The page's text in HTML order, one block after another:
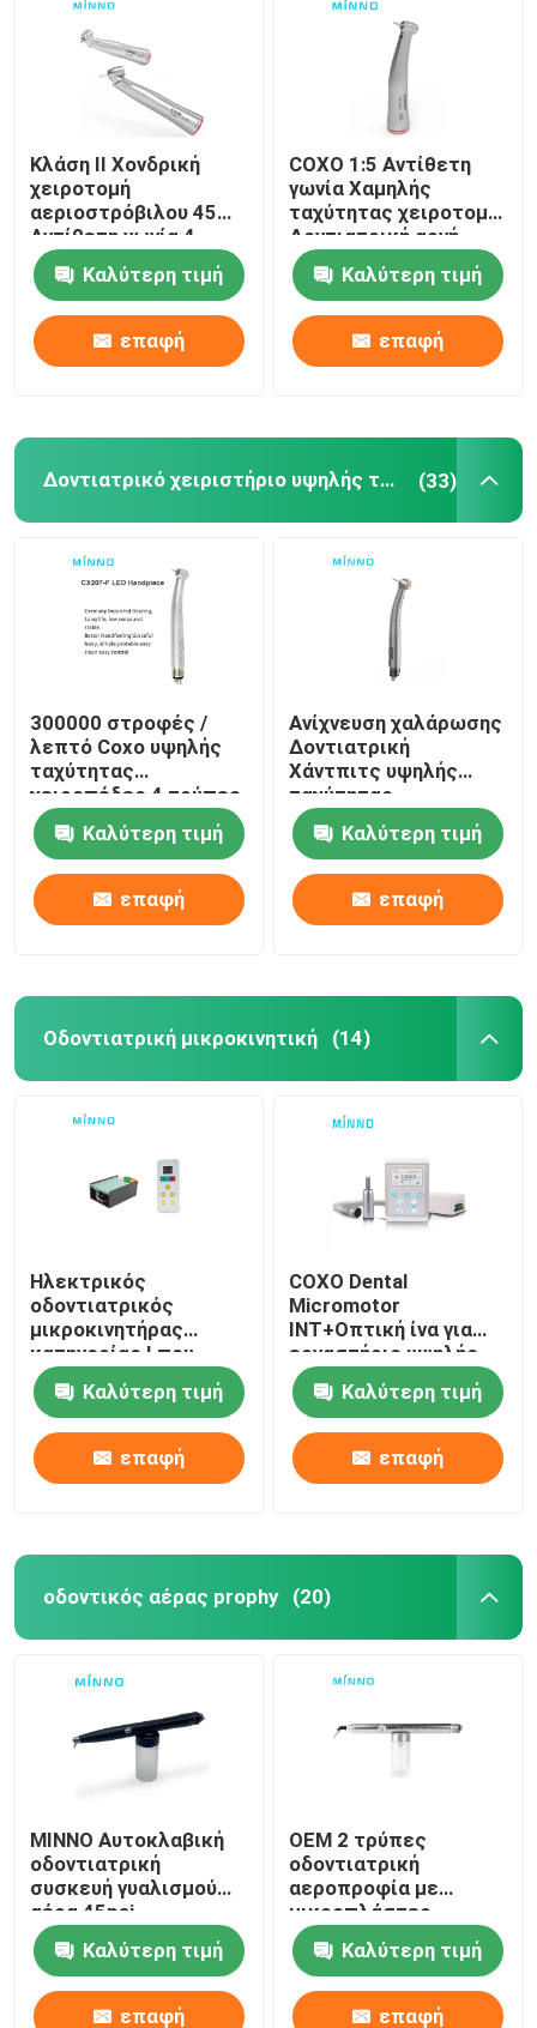
Obturation σύστημα
Κλάση ΙΙ Χονδρική
χειροτομή
αεριοστρόβιλου 45
Αντίθετη γωνία 4
Δρόμος
Καλύτερη τιμή
επαφή
COXO 1:5 Αντίθετη
γωνία Χαμηλής
ταχύτητας χειροτομή
Δοντιατρική αργή
χειροτομή CX235-C7-
4
Καλύτερη τιμή
επαφή
Δοντιατρικό χειριστήριο υψηλής ταχύτητας (33)
300000 στροφές /
λεπτό Coxo υψηλής
ταχύτητας
χειροπέδες 4 τρύπες
LED οδοντιατρικό
χειροπέδιο με 3
τρόπους ψεκασμού
Καλύτερη τιμή
επαφή
Ανίχνευση χαλάρωσης
Δοντιατρική
Χάντπιτς υψηλής
ταχύτητας
280000rpm Χάντπιτς
με κουμπί πίεσης
Καλύτερη τιμή
επαφή
Οδοντιατρική μικροκινητική (14)
Ηλεκτρικός
οδοντιατρικός
μικροκινητήρας
κατηγορίας Ι που
χρησιμοποιείται στην
οδοντιατρική 120W
Καλύτερη τιμή
επαφή
COXO Dental
Micromotor
INT+Οπτική ίνα για
εργαστήριο υψηλής
ροπής
Καλύτερη τιμή
επαφή
οδοντικός αέρας prophy (20)
MINNO Αυτοκλαβική
οδοντιατρική
συσκευή γυαλισμού
αέρα 45psi
Καλύτερη τιμή
επαφή
OEM 2 τρύπες
οδοντιατρική
αεροπροφία με
μικροπλάστερ
οξειδίου του
αλουμινίουΚαλύτερη τιμή
επαφή